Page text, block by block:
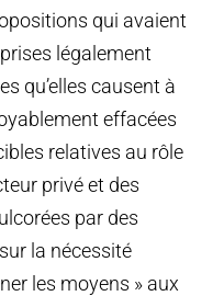
qui avaient
légalement
qu’elles causent à
effacées
relatives au rôle
privé et des
par des
la nécessité
les moyens » aux